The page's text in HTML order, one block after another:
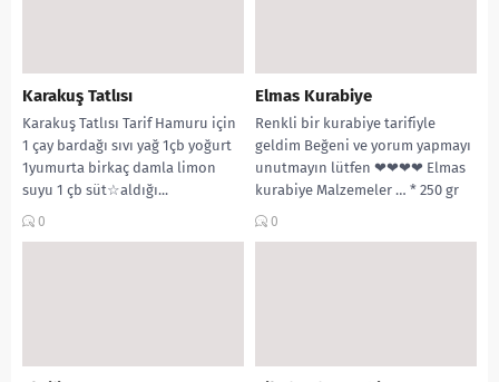
Karakuş Tatlısı
Karakuş Tatlısı Tarif Hamuru için
1 çay bardağı sıvı yağ 1çb yoğurt
1yumurta birkaç damla limon
suyu 1 çb süt☆aldığı...
0
Elmas Kurabiye
Renkli bir kurabiye tarifiyle
geldim Beğeni ve yorum yapmayı
unutmayın lütfen ❤❤❤❤ Elmas
kurabiye Malzemeler … * 250 gr
tereyağ...
0